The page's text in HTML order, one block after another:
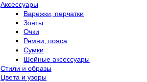
Аксессуары
Варежки, перчатки
Зонты
Очки
Ремни, пояса
Сумки
Шейные аксессуары
Стили и образы
Цвета и узоры